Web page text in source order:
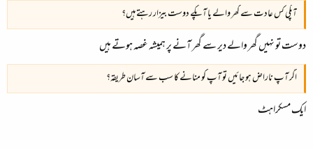
آپکی کس عادت سے گھر والے یا آپکے دوست بیزار رہتے ہیں؟
دوست تو نہیں گھر والے دیر سے گھر آنے پر ہمیشہ غصہ ہوتے ہیں
اگر آپ ناراض ہو جائیں تو آپ کو منانے کا سب سے آسان طریقہ؟
ایک مسکراہٹ